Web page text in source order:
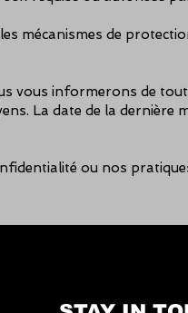
mécanismes de
vous informerons de
La date de la dernière
ou nos